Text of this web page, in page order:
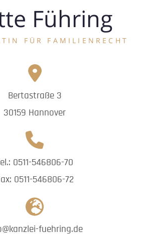
Führing
FÜR FAMILIENRECHT
Bertastraße 3
30159 Hannover
0511-546806-70
0511-546806-72
fuehring.de